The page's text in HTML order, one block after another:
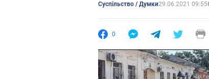
Суспільство / Думки29.06.2021 09:55
0